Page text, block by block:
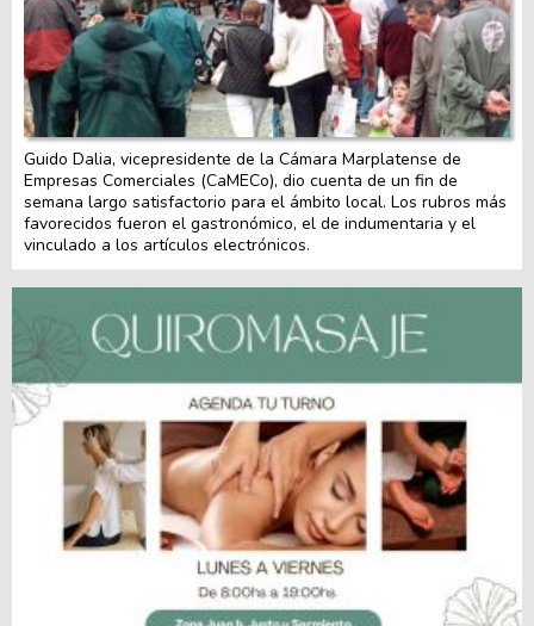
Guido Dalia, vicepresidente de la Cámara Marplatense de
Empresas Comerciales (CaMECo), dio cuenta de un fin de
semana largo satisfactorio para el ámbito local. Los rubros más
favorecidos fueron el gastronómico, el de indumentaria y el
vinculado a los artículos electrónicos.